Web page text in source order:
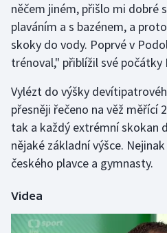
Lyže a snowboard
Moderní pětiboj
Motorsport
Olympijské hry
Parasport
Plážový volejbal
něčem jiném, přišlo mi dobré
plaváním a s bazénem, a
skoky do vody. Poprvé v
trénoval," přiblížil své počátky
Vylézt do výšky
přesněji řečeno na věž měřící
tak a každý extrémní skokan
nějaké základní výšce.
českého plavce a gymnasty.
Videa